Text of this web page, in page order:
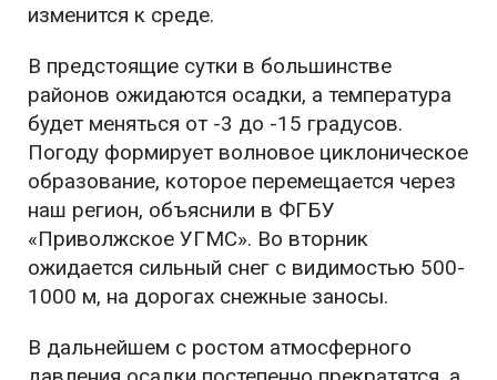
изменится к среде.
В предстоящие сутки в большинстве
районов ожидаются осадки, а температура
будет меняться от -3 до -15 градусов.
Погоду формирует волновое циклоническое
образование, которое перемещается через
наш регион, объяснили в ФГБУ
«Приволжское УГМС». Во вторник
ожидается сильный снег с видимостью 500-
1000 м, на дорогах снежные заносы.
В дальнейшем с ростом атмосферного